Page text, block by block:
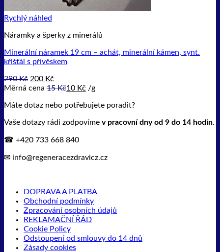
Rychlý náhled
Náramky a šperky z minerálů
Minerální náramek 19 cm – achát, minerální kámen, synt.
křišťál s přívěskem
290Kč Původní
cena
290 Kč.
200 Kč
cena
200 Kč.
Měrná cena 15Kč10 Kč /g
Máte dotaz nebo potřebujete poradit?
Vaše dotazy rádi zodpovíme v pracovní dny od 9 do 14 hodin.
☎ +420 733 668 840
✉ info@regeneracezdravicz.cz
DOPRAVA A PLATBA
Obchodní podmínky
Zpracování osobních údajů
REKLAMAČNÍ ŘÁD
Cookie Policy
Odstoupení od smlouvy do 14 dnů
Zásady cookies